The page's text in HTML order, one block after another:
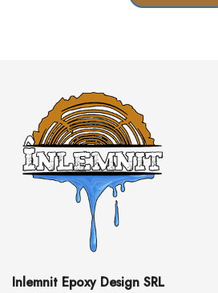
Inlemnit Epoxy Design SRL